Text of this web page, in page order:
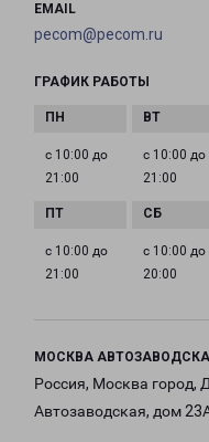
EMAIL
pecom@pecom.ru
ГРАФИК РАБОТЫ
с 10:00 до
21:00
с 10:00 до
21:00
с 10:00 до
21:00
с 10:00 до
20:00
МОСКВА
Россия, Москва город,
Автозаводская, дом